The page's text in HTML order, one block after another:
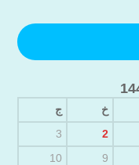
خ ج
2
3
9
10